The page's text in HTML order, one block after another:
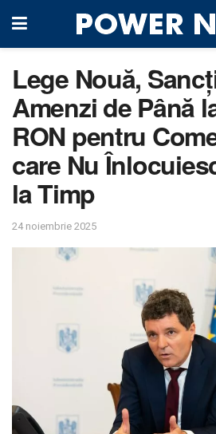
Lege Nouă,
Amenzi de Până
RON pentru
care Nu
la Timp
24 noiembrie 2025